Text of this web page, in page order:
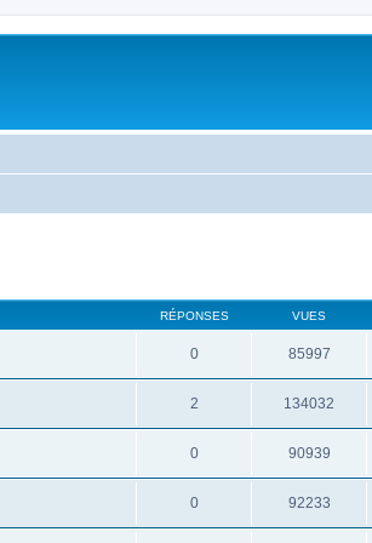
RÉPONSES VUES
0 85997
2 134032
0 90939
0 92233